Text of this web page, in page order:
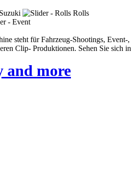
steht für Fahrzeug-Shootings, Event-,
Clip- Produktionen. Sehen Sie sich in
and more